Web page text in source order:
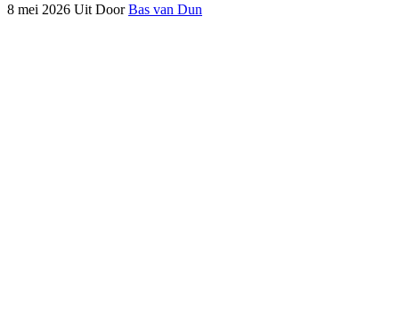
8 mei 2026 Uit Door Bas van Dun